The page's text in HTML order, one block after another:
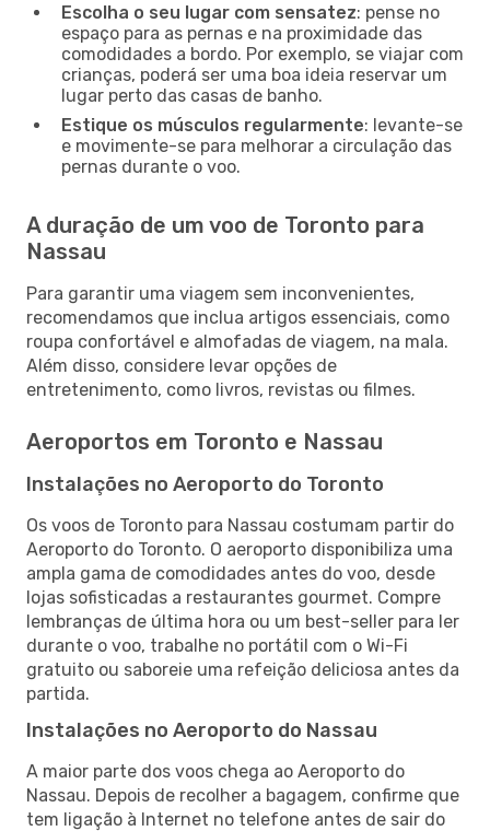
Escolha o seu lugar com sensatez: pense no
espaço para as pernas e na proximidade das
comodidades a bordo. Por exemplo, se viajar com
crianças, poderá ser uma boa ideia reservar um
lugar perto das casas de banho.
Estique os músculos regularmente: levante-se
e movimente-se para melhorar a circulação das
pernas durante o voo.
A duração de um voo de Toronto para
Nassau
Para garantir uma viagem sem inconvenientes,
recomendamos que inclua artigos essenciais, como
roupa confortável e almofadas de viagem, na mala.
Além disso, considere levar opções de
entretenimento, como livros, revistas ou filmes.
Aeroportos em Toronto e Nassau
Instalações no Aeroporto do Toronto
Os voos de Toronto para Nassau costumam partir do
Aeroporto do Toronto. O aeroporto disponibiliza uma
ampla gama de comodidades antes do voo, desde
lojas sofisticadas a restaurantes gourmet. Compre
lembranças de última hora ou um best-seller para ler
durante o voo, trabalhe no portátil com o Wi-Fi
gratuito ou saboreie uma refeição deliciosa antes da
partida.
Instalações no Aeroporto do Nassau
A maior parte dos voos chega ao Aeroporto do
Nassau. Depois de recolher a bagagem, confirme que
tem ligação à Internet no telefone antes de sair do